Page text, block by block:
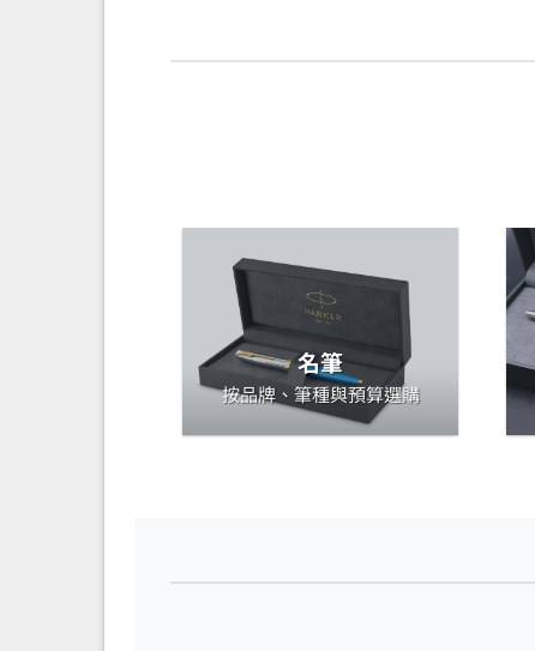
名筆
按品牌、筆種與預算選購